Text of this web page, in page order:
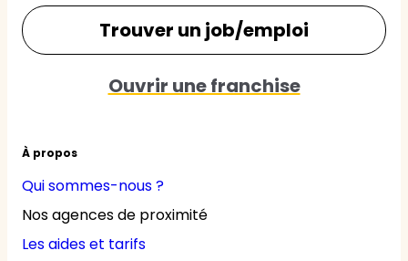
À propos
Qui sommes-nous ?
Nos agences de proximité
Les aides et tarifs
Trouver un job/emploi
Ouvrir une franchise